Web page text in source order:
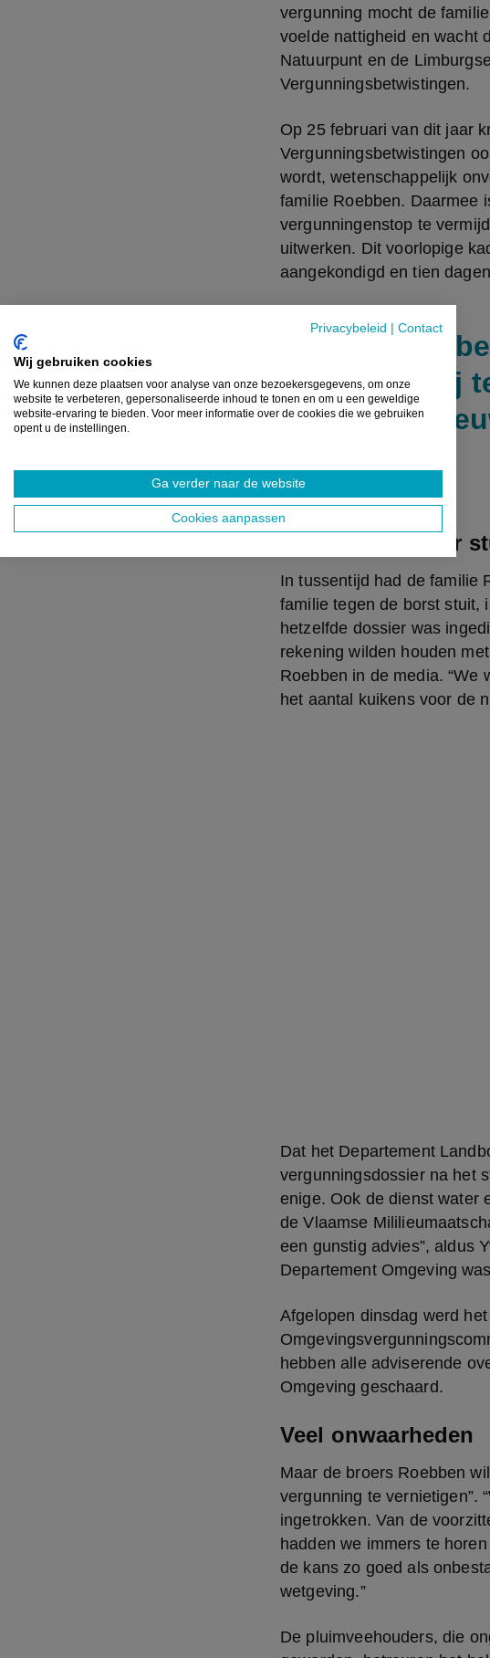
Privacybeleid Contact
Wij gebruiken cookies
We kunnen deze plaatsen voor analyse van onze bezoekersgegevens, om onze
website te verbeteren, gepersonaliseerde inhoud te tonen en om u een geweldige
website-ervaring te bieden. Voor meer informatie over de cookies die we gebruiken
opent u de instellingen.
Ga verder naar de website
Cookies aanpassen
vergunning mocht de
voelde nattigheid en wacht
Natuurpunt en de
Vergunningsbetwistingen.
Op 25 februari van dit jaar
Vergunningsbetwistingen
wordt, wetenschappelijk
familie Roebben. Daarmee
vergunningenstop te
uitwerken. Dit voorlopige
aangekondigd en tien
We waren
emissievrij
voor de
Uitspraken Demir
In tussentijd had de familie
familie tegen de borst stuit,
hetzelfde dossier was
rekening wilden houden
Roebben in de media. “We
het aantal kuikens voor de
Dat het Departement
vergunningsdossier na het
enige. Ook de dienst water
de Vlaamse
een gunstig advies”, aldus
Departement Omgeving
Afgelopen dinsdag werd
hebben alle adviserende
Omgeving geschaard.
Veel onwaarheden
Maar de broers Roebben
vergunning te vernietigen”.
ingetrokken. Van de
hadden we immers te
de kans zo goed als
wetgeving.”
De pluimveehouders, die